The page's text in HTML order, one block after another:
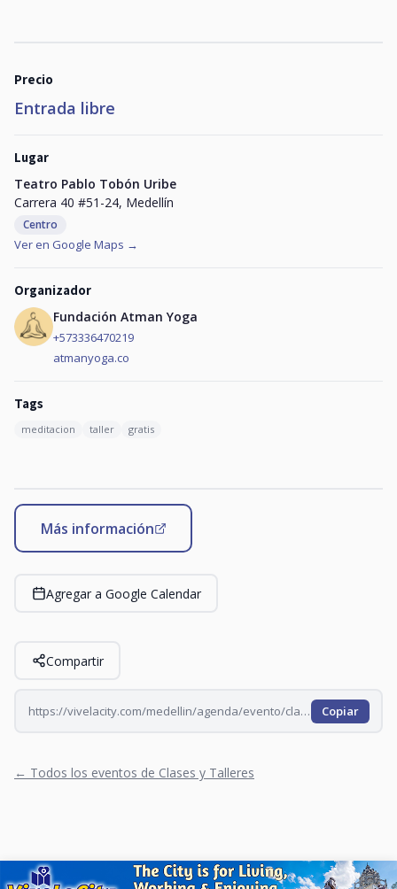
Precio
Entrada libre
Lugar
Teatro Pablo Tobón Uribe
Carrera 40 #51-24, Medellín
Centro
Ver en Google Maps →
Organizador
Fundación Atman Yoga
+573336470219
atmanyoga.co
Tags
meditacion taller gratis
Más información
Agregar a Google Calendar
Compartir
https://vivelacity.com/medellin/agenda/evento/clase-de-yoga-en-el-t-pablo-tobon-2026-08-28 Copiar
← Todos los eventos de Clases y Talleres